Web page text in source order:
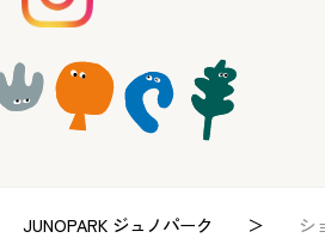
JUNOPARK ジュノパーク シ